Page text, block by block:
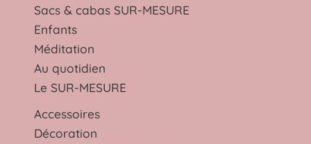
Sacs & cabas SUR-MESURE
Enfants
Méditation
Au quotidien
Le SUR-MESURE
Accessoires
Décoration